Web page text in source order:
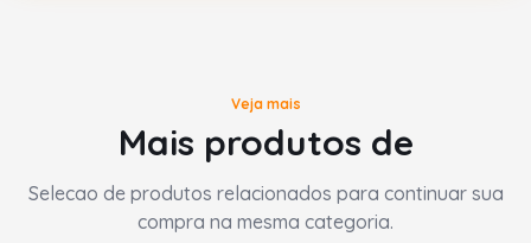
Veja mais
Mais produtos de
Selecao de produtos relacionados para continuar sua
compra na mesma categoria.